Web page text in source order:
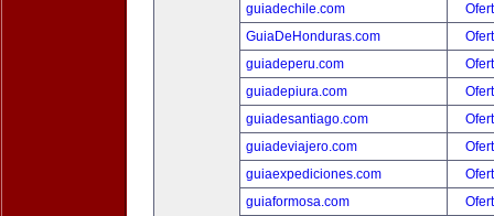
guiadechile.com
GuiaDeHonduras.com
guiadeperu.com
guiadepiura.com
guiadesantiago.com
guiadeviajero.com
guiaexpediciones.com
guiaformosa.com